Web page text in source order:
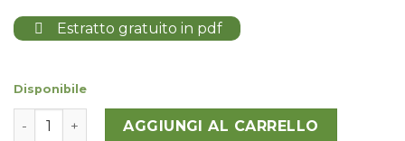
Estratto gratuito in pdf
Disponibile
Urinoscopia Antica, Studio dell'urina dal canone di
AGGIUNGI AL CARRELLO